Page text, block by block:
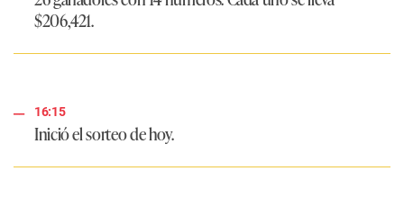
$206,421.
16:15
Inició el sorteo de hoy.